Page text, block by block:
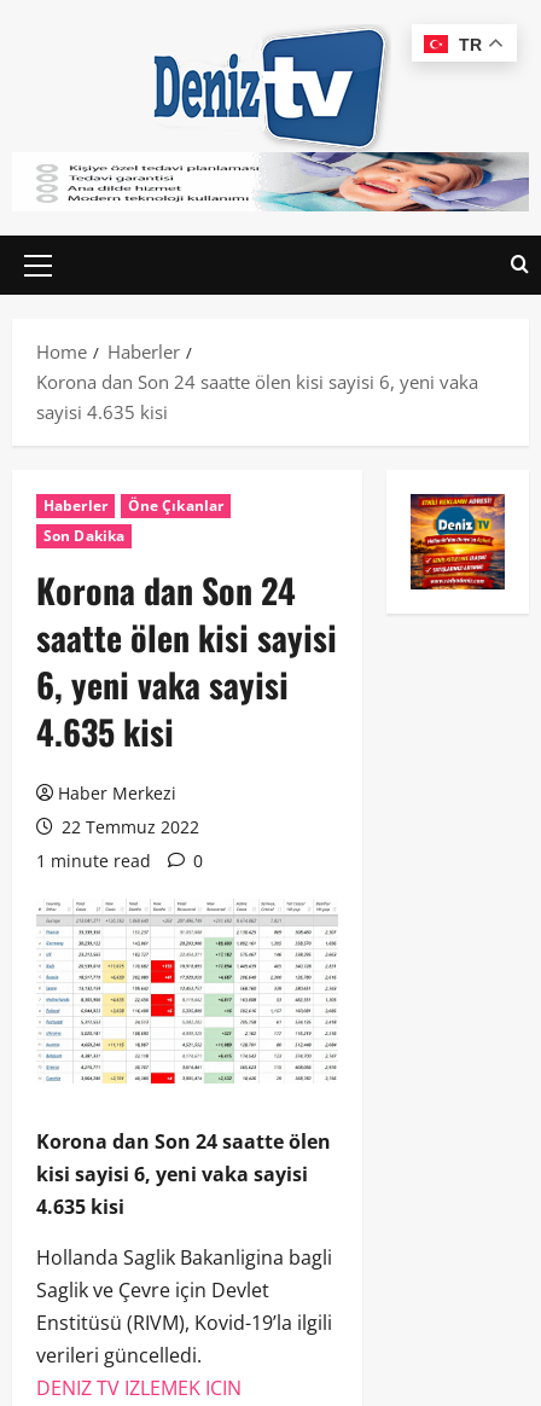
Home
Haberler
Korona dan Son 24 saatte ölen kisi sayisi 6, yeni vaka
sayisi 4.635 kisi
Haberler
Öne Çıkanlar
Son Dakika
Korona dan Son 24
saatte ölen kisi sayisi
6, yeni vaka sayisi
4.635 kisi
Haber Merkezi
22 Temmuz 2022
1 minute read
0
Korona dan Son 24 saatte ölen
kisi sayisi 6, yeni vaka sayisi
4.635 kisi
Hollanda Saglik Bakanligina bagli
Saglik ve Çevre için Devlet
Enstitüsü (RIVM), Kovid-19’la ilgili
verileri güncelledi.
DENIZ TV IZLEMEK ICIN
TR